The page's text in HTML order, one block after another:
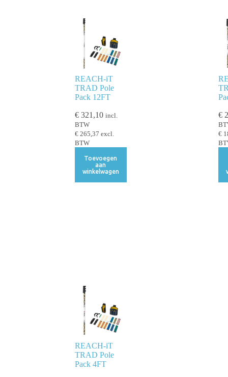
REACH-iT
TRAD Pole
Pack 12FT
€321,10 incl.
BTW
€265,37 excl.
BTW
Toevoegen
aan
winkelwagen
€
€
REACH-iT
TRAD Pole
Pack 4FT